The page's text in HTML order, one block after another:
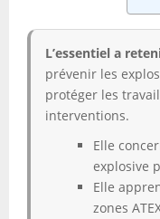
L’essentiel a
prévenir les
protéger les
interventions.
Elle
explosive
Elle
zones